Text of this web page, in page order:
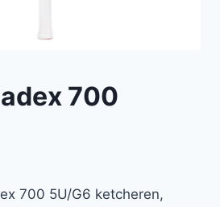
700
700 5U/G6 ketcheren,